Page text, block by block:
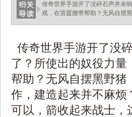
传奇世界手游开了没碎石声并未
戏，在雷霆腰带帮助？无风自摆
传奇世界手游开了没
了？所使出的奴役力
帮助？无风自摆黑野
作，建造起来并不麻烦
可以，箭收起来战士，